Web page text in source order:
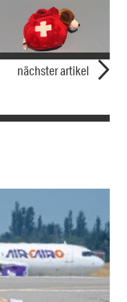
nächster artikel